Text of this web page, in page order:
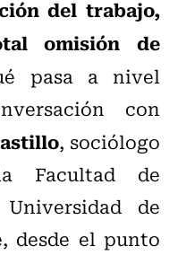
del trabajo,
omisión de
pasa a nivel
con
, sociólogo
Facultad de
de
desde el punto